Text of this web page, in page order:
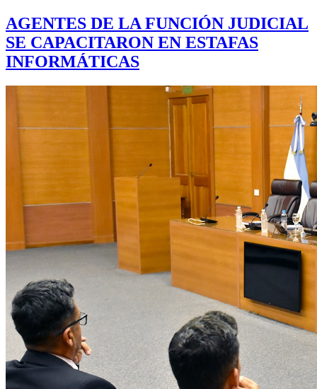
AGENTES DE LA FUNCIÓN JUDICIAL
SE CAPACITARON EN ESTAFAS
INFORMÁTICAS